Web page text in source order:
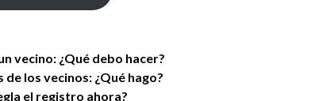
vecino: ¿Qué debo hacer?
los vecinos: ¿Qué hago?
el registro ahora?